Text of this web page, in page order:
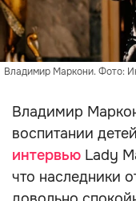
Владимир Маркони. Фото:
Владимир
воспитании
интервью Lady
что наследники